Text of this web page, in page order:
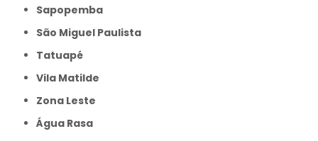
Sapopemba
São Miguel Paulista
Tatuapé
Vila Matilde
Zona Leste
Água Rasa